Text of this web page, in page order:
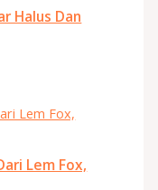
Halus Dan
Lem Fox,